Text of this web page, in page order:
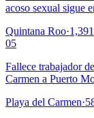
acoso sexual sigue
Quintana Roo·1,391
05
Fallece trabajador
Carmen a Puerto
Playa del Carmen·